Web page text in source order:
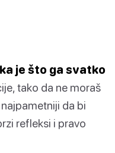
je što ga svatko
tako da ne moraš
da bi
refleksi i pravo